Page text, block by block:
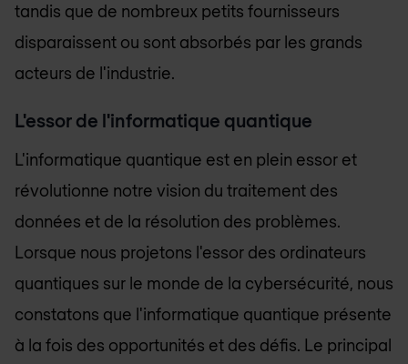
tandis que de nombreux petits fournisseurs
disparaissent ou sont absorbés par les grands
acteurs de l'industrie.
L'essor de l'informatique quantique
L'informatique quantique est en plein essor et
révolutionne notre vision du traitement des
données et de la résolution des problèmes.
Lorsque nous projetons l'essor des ordinateurs
quantiques sur le monde de la cybersécurité, nous
constatons que l'informatique quantique présente
à la fois des opportunités et des défis. Le principal